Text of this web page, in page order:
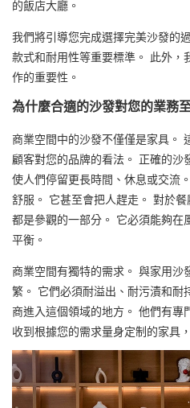
的飯店大廳。
我們將引導您完成選擇完美沙發的
款式和耐用性等重要標準。 此外，
作的重要性。
為什麼合適的沙發對您的業務
商業空間中的沙發不僅僅是家具。
顧客對您的品牌的看法。 正確的沙
使人們停留更長時間、休息或交流
舒服。 它甚至會把人趕走。 對於
都是參觀的一部分。 它必須能夠在
平衡。
商業空間有獨特的需求。 與家用沙
繁。 它們必須耐溢出、耐污漬和耐
商進入這個領域的地方。 他們有專
收到根據您的需求量身定制的家具